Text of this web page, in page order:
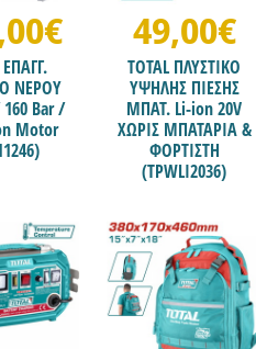
ΕΠΑΓΓ.
ΝΕΡΟΥ
Bar /
Motor
49,00€
TOTAL ΠΛΥΣΤΙΚΟ
ΥΨΗΛΗΣ ΠΙΕΣΗΣ
ΜΠΑΤ. Li-ion 20V
ΧΩΡΙΣ ΜΠΑΤΑΡΙΑ &
ΦΟΡΤΙΣΤΗ
(TPWLI2036)